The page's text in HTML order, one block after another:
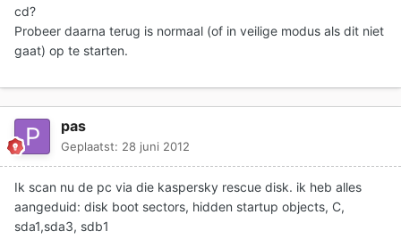
cd?
Probeer daarna terug is normaal (of in veilige modus als dit niet
gaat) op te starten.
pas
Geplaatst: 28 juni 2012
Ik scan nu de pc via die kaspersky rescue disk. ik heb alles
aangeduid: disk boot sectors, hidden startup objects, C,
sda1,sda3, sdb1